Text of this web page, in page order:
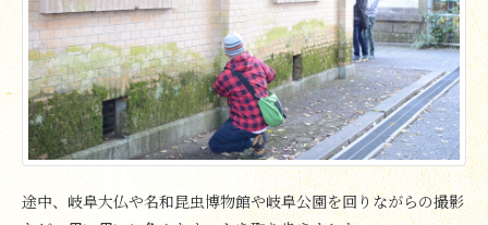
途中、岐阜大仏や名和昆虫博物館や岐阜公園を回りながらの撮影